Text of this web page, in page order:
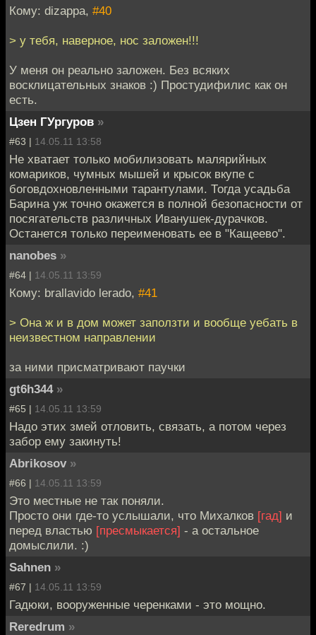
Кому: dizappa, #40
> у тебя, наверное, нос заложен!!!
У меня он реально заложен. Без всяких
восклицательных знаков :) Простудифилис как он
есть.
Цзен ГУргуров »
#63 | 14.05.11 13:58
Не хватает только мобилизовать малярийных
комариков, чумных мышей и крысок вкупе с
боговдохновленными тарантулами. Тогда усадьба
Барина уж точно окажется в полной безопасности от
посягательств различных Иванушек-дурачков.
Останется только переименовать ее в "Кащеево".
nanobes »
#64 | 14.05.11 13:59
Кому: brallavido lerado, #41
> Она ж и в дом может заползти и вообще уебать в
неизвестном направлении
за ними присматривают паучки
gt6h344 »
#65 | 14.05.11 13:59
Надо этих змей отловить, связать, а потом через
забор ему закинуть!
Abrikosov »
#66 | 14.05.11 13:59
Это местные не так поняли.
Просто они где-то услышали, что Михалков [гад] и
перед властью [пресмыкается] - а остальное
домыслили. :)
Sahnen »
#67 | 14.05.11 13:59
Гадюки, вооруженные черенками - это мощно.
Reredrum »